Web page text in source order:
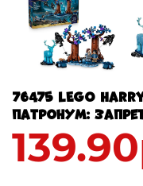
76475 LEGO
патронум: